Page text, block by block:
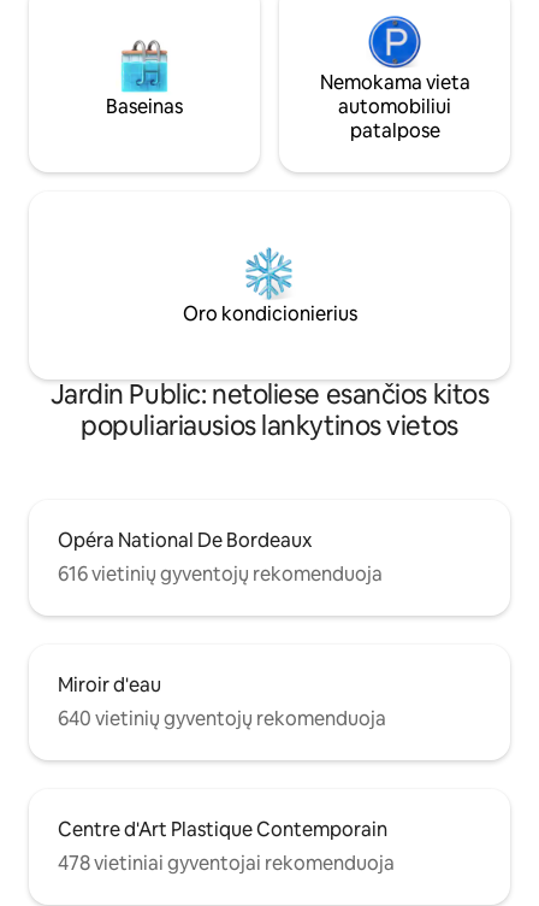
leis turėti pėsčiomis visą Bordo miestą:
Gambetos aikštę, Grand Hommes ir
Grand Théâtre, bet, žinoma, taip pat
Jums naudingas visas viešasis
automobilių stovėjimo aikštelės. Už 10
minučių kelio tramvajumi nuo Saint Jean
tai, kad gerbėte būsto ramybę, mūsų
Baseinas
Nemokama vieta
automobiliui
patalpose
Oro kondicionierius
Jardin Public: netoliese esančios kitos
populiariausios lankytinos vietos
Opéra National De Bordeaux
616 vietinių gyventojų rekomenduoja
Miroir d'eau
640 vietinių gyventojų rekomenduoja
Centre d'Art Plastique Contemporain
478 vietiniai gyventojai rekomenduoja